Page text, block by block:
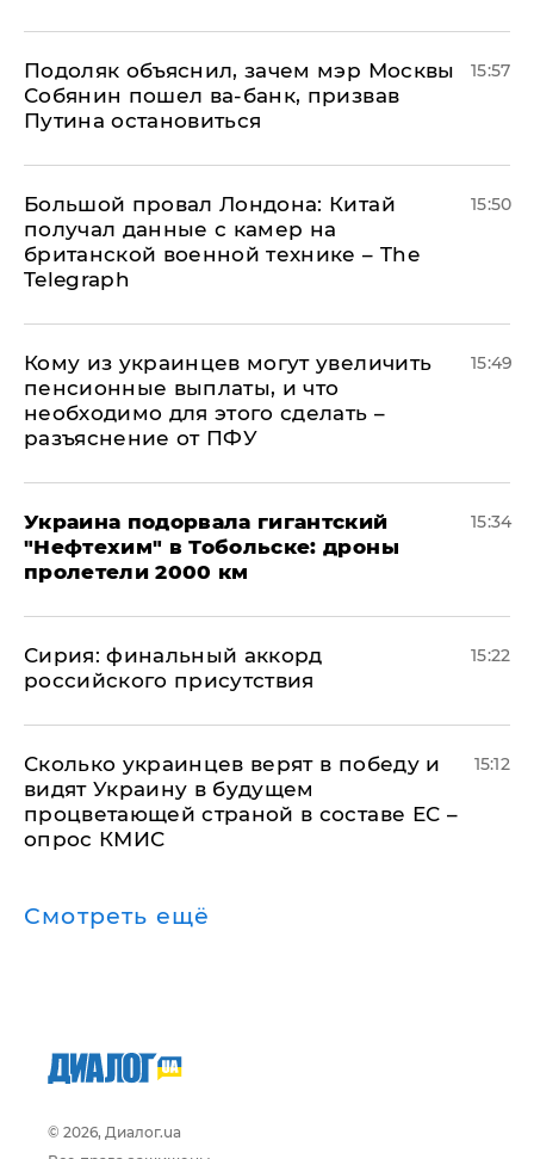
Подоляк объяснил, зачем мэр Москвы
Собянин пошел ва-банк, призвав
Путина остановиться
15:57
Большой провал Лондона: Китай
получал данные с камер на
британской военной технике – The
Telegraph
15:50
Кому из украинцев могут увеличить
пенсионные выплаты, и что
необходимо для этого сделать –
разъяснение от ПФУ
15:49
Украина подорвала гигантский
"Нефтехим" в Тобольске: дроны
пролетели 2000 км
15:34
​Сирия: финальный аккорд
российского присутствия
15:22
Сколько украинцев верят в победу и
видят Украину в будущем
процветающей страной в составе ЕС –
опрос КМИС
15:12
Смотреть ещё
© 2026, Диалог.ua